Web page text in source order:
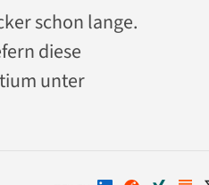
schon lange.
diese
unter